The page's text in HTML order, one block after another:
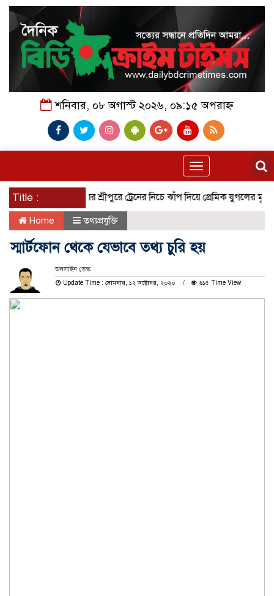
শনিবার, ০৮ অগাস্ট ২০২৬, ০৯:১৫ অপরাহ্ন
Toggle
navigation
Title :গাজীপুরের শ্রীপুরে ট্রেনের নিচে ঝাঁপ দিয়ে প্রেমিক যুগলের মৃ/ত্যু!
Home তথ্যপ্রযুক্তি
স্মার্টফোন থেকে যেভাবে তথ্য চুরি হয়
অনলাইন ডেস্ক
Update Time : সোমবার, ১২ অক্টোবর, ২০২০
৬১৫ Time View